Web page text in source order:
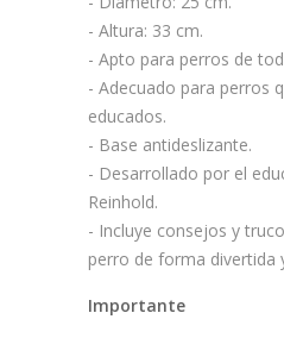
- Altura: 33 cm.
- Apto para perros de
- Adecuado para perros
educados.
- Base antideslizante.
- Desarrollado por el
Reinhold.
- Incluye consejos y
perro de forma divertida
Importante